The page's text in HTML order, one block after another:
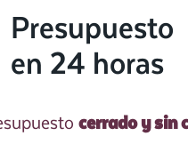
Presupuesto
en 24 horas
cerrado y sin